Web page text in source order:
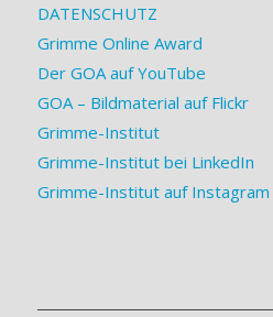
DATENSCHUTZ
Grimme Online Award
Der GOA auf YouTube
GOA – Bildmaterial auf Flickr
Grimme-Institut
Grimme-Institut bei LinkedIn
Grimme-Institut auf Instagram